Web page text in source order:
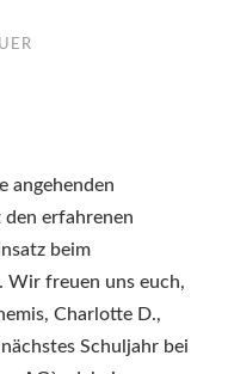
angehenden
erfahrenen
beim
Wir freuen uns euch,
Charlotte D.,
Schuljahr bei